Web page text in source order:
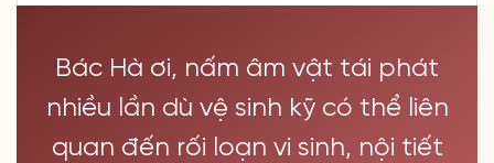
Bác Hà ơi, nấm âm vật tái phát
nhiều lần dù vệ sinh kỹ có thể liên
quan đến rối loạn vi sinh, nội tiết